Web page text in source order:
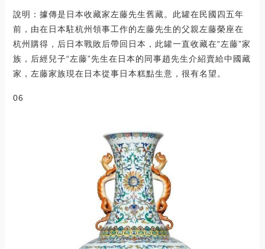
說明：據傳是日本收藏家左藤先生舊藏。此罐在民國四五年
前，由在日本駐杭州領事工作的左藤先生的父親左藤榮座在
杭州購得，后日本戰敗后帶回日本，此罐一直收藏在“左藤”家
族，后經兒子“左藤”先生在日本的同事趙先生介紹賣給中國藏
家，左藤家族現在日本從事日本糕點生意，很有名望。
06